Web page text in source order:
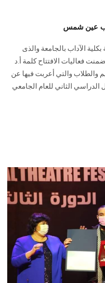
عين شمس
الآداب بالجامعة والذى
فعاليات الافتتاح كلمة أ.د
والطلاب والتي أعربت فيها عن
الدراسي الثاني للعام الجامعي